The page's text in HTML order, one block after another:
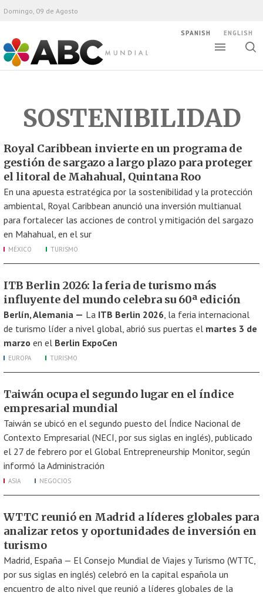
ABC Mundial
Domingo, 09 de Agosto
SPANISH ENGLISH
SOSTENIBILIDAD
Royal Caribbean invierte en un programa de
gestión de sargazo a largo plazo para proteger
el litoral de Mahahual, Quintana Roo
En una apuesta estratégica por la sostenibilidad y la protección
ambiental, Royal Caribbean anunció una inversión multianual
para fortalecer las acciones de control y mitigación del sargazo
en Mahahual, en el sur
MÉXICO TURISMO
ITB Berlin 2026: la feria de turismo más
influyente del mundo celebra su 60ª edición
Berlín, Alemania — La ITB Berlin 2026, la feria internacional
de turismo líder a nivel global, abrió sus puertas el martes 3 de
marzo en el Berlin ExpoCen
EUROPA TURISMO
Taiwán ocupa el segundo lugar en el índice
empresarial mundial
Taiwán se ubicó en el segundo puesto del Índice Nacional de
Contexto Empresarial (NECI, por sus siglas en inglés), publicado
el 27 de febrero por el Global Entrepreneurship Monitor, según
informó la Administración
ASIA NEGOCIOS
WTTC reunió en Madrid a líderes globales para
analizar retos y oportunidades de inversión en
turismo
Madrid, España — El Consejo Mundial de Viajes y Turismo (WTTC,
por sus siglas en inglés) celebró en la capital española un
encuentro de alto nivel que reunió a líderes globales de la